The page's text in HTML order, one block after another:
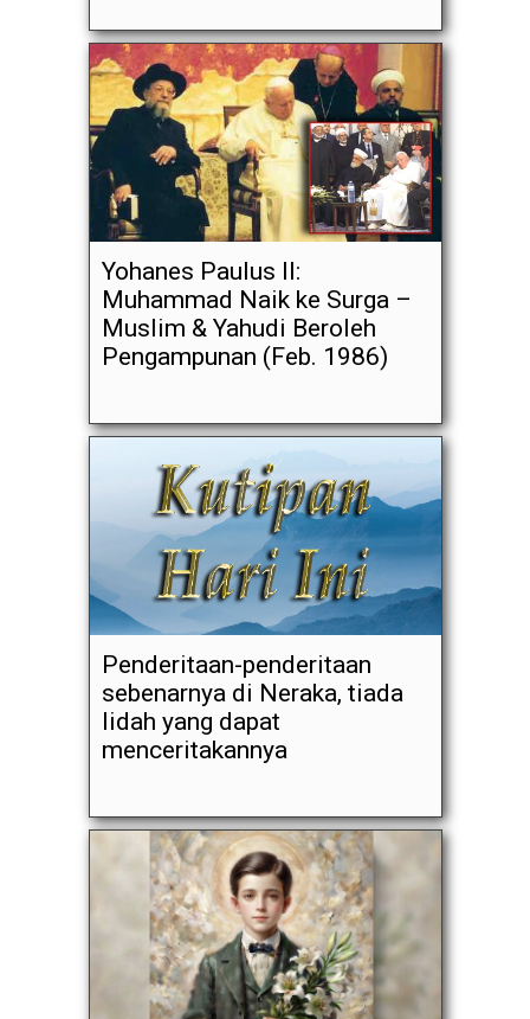
Yohanes Paulus II:
Muhammad Naik ke Surga –
Muslim & Yahudi Beroleh
Pengampunan (Feb. 1986)
Penderitaan-penderitaan
sebenarnya di Neraka, tiada
lidah yang dapat
menceritakannya